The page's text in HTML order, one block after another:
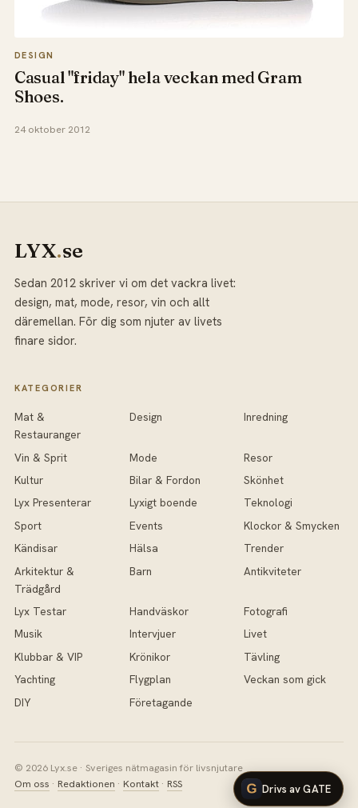
DESIGN
Casual "friday" hela veckan med Gram
Shoes.
24 oktober 2012
LYX.se
Sedan 2012 skriver vi om det vackra livet:
design, mat, mode, resor, vin och allt
däremellan. För dig som njuter av livets
finare sidor.
KATEGORIER
Mat &
Restauranger
Design Inredning
Vin & Sprit Mode
Resor
Kultur
Bilar & Fordon
Skönhet
Lyx Presenterar
Lyxigt boende
Teknologi
Sport
Events
Klockor & Smycken
Kändisar
Hälsa
Trender
Arkitektur &
Trädgård
Barn Antikviteter
Lyx Testar Handväskor
Fotografi
Musik
Intervjuer
Livet
Klubbar & VIP
Krönikor
Tävling
Yachting
Flygplan
Veckan som gick
DIY
Företagande
© 2026 Lyx.se · Sveriges nätmagasin för livsnjutare
Om oss · Redaktionen · Kontakt· RSS Drivs av GATE